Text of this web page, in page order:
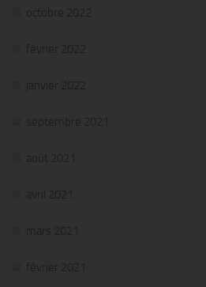
octobre 2022
février 2022
janvier 2022
septembre 2021
août 2021
avril 2021
mars 2021
février 2021